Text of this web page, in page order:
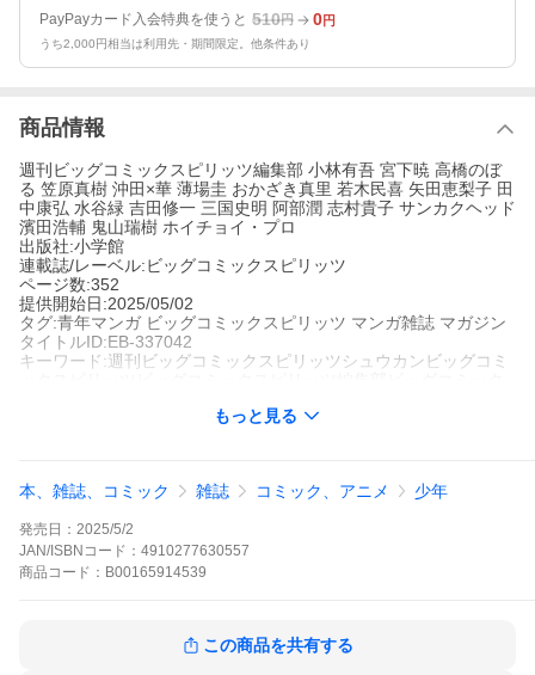
PayPayカード入会特典を使うと 510円 0円
うち2,000円相当は利用先・期間限定。他条件あり
商品情報
週刊ビッグコミックスピリッツ編集部 小林有吾 宮下暁 高橋のぼ
る 笠原真樹 沖田×華 薄場圭 おかざき真里 若木民喜 矢田恵梨子 田
中康弘 水谷緑 吉田修一 三国史明 阿部潤 志村貴子 サンカクヘッド
濱田浩輔 鬼山瑞樹 ホイチョイ・プロ
出版社:小学館
連載誌/レーベル:ビッグコミックスピリッツ
ページ数:352
提供開始日:2025/05/02
タグ:青年マンガ ビッグコミックスピリッツ マンガ雑誌 マガジン
タイトルID:EB-337042
キーワード:週刊ビッグコミックスピリッツシュウカンビッグコミ
ビッグコミックスピリッツ
●巻頭グラビア!コスプレイヤーいおりん、スピリッツに降臨!電子
版増量あり!『伊織もえ』 ●巻頭カラー!TVアニメ第二期制作決定!
『アオアシ』小林有吾 ●『ROPPEN―六篇―』宮下暁 ●『土竜の
『ヨシダ檸檬ドロップス』若木民喜 ●巻中カラー!新連載第2回!
もっと見る
本、雑誌、コミック 雑誌 コミック、アニメ 少年
発売日： 2025/5/2
JAN/ISBNコード： 4910277630557
商品 コード： B00165914539
この商品を共有する